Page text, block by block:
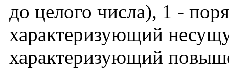
до целого числа), 1 -
характеризующий
характеризующий